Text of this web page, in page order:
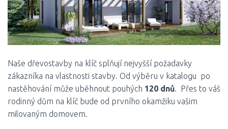
Naše dřevostavby na klíč splňují nejvyšší požadavky
zákazníka na vlastnosti stavby. Od výběru v katalogu po
nastěhování může uběhnout pouhých 120 dnů. Přes to váš
rodinný dům na klíč bude od prvního okamžiku vašim
milovaným domovem.